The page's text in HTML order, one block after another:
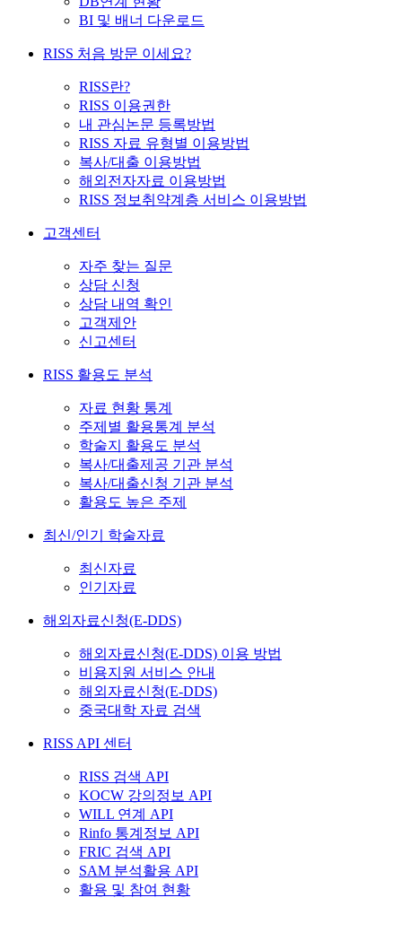
BI 및 배너 다운로드
RISS 처음 방문 이세요?
RISS란?
RISS 이용권한
내 관심논문 등록방법
RISS 자료 유형별 이용방법
복사/대출 이용방법
해외전자자료 이용방법
RISS 정보취약계층 서비스 이용방법
고객센터
자주 찾는 질문
상담 신청
상담 내역 확인
고객제안
신고센터
RISS 활용도 분석
자료 현황 통계
주제별 활용통계 분석
학술지 활용도 분석
복사/대출제공 기관 분석
복사/대출신청 기관 분석
활용도 높은 주제
최신/인기 학술자료
최신자료
인기자료
해외자료신청(E-DDS)
해외자료신청(E-DDS) 이용 방법
비용지원 서비스 안내
해외자료신청(E-DDS)
중국대학 자료 검색
RISS API 센터
RISS 검색 API
KOCW 강의정보 API
WILL 연계 API
Rinfo 통계정보 API
FRIC 검색 API
SAM 분석활용 API
활용 및 참여 현황